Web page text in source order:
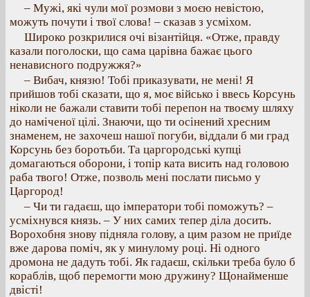
– Мужі, які чули мої розмови з моєю невістою,
можуть почути і твої слова! – сказав з усміхом.
Широко розкрилися очі візантійця. «Отже, правду
казали поголоски, що сама царівна бажає цього
ненависного подружжя?»
– Вибач, князю! Тобі приказувати, не мені! Я
прийшов тобі сказати, що я, моє військо і ввесь Корсунь
ніколи не бажали ставити тобі перепон на твоєму шляху
до наміченої цілі. Знаючи, що ти осінений хресним
знаменем, не захочеш нашої погуби, віддали б ми град
Корсунь без боротьби. Та царгородські купці
домагаються оборони, і топір ката висить над головою
раба твого! Отже, позволь мені послати письмо у
Царгород!
– Чи ти гадаєш, що імператори тобі поможуть? –
усміхнувся князь. – У них самих тепер діла досить.
Ворохобня знову підняла голову, а цим разом не приїде
вже дарова поміч, як у минулому році. Ні одного
дромона не дадуть тобі. Як гадаєш, скільки треба було б
кораблів, щоб перемогти мою дружину? Щонайменше
двісті!